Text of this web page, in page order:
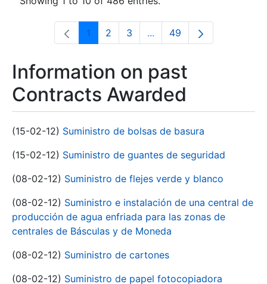
Page
1 Page
2 Page
3 ...Intermediate Pages Use
Page
49
Information on past
Contracts Awarded
(15-02-12) Suministro de bolsas de basura
(15-02-12) Suministro de guantes de seguridad
(08-02-12) Suministro de flejes verde y blanco
(08-02-12) Suministro e instalación de una central de
producción de agua enfriada para las zonas de
centrales de Básculas y de Moneda
(08-02-12) Suministro de cartones
(08-02-12) Suministro de papel fotocopiadora